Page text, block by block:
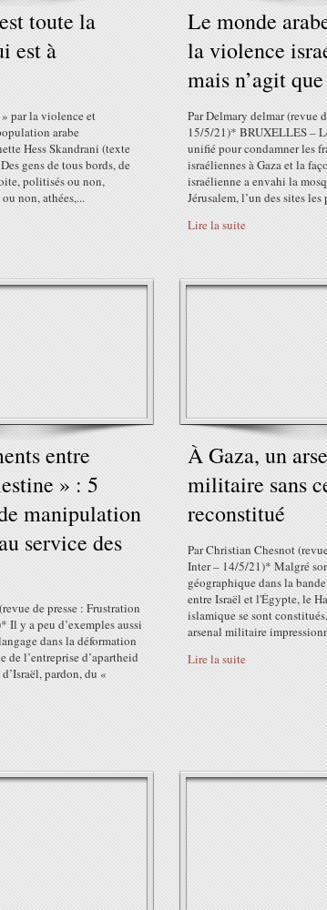
toute la
est à
par la violence et
arabe
Hess Skandrani (texte
gens de tous bords, de
politisés ou non,
non, athées,...
Le monde
la violence
mais n’agit
Par Delmary delmar (revue
15/5/21)* BRUXELLES –
unifié pour condamner les
israéliennes à Gaza et la
israélienne a envahi la
Jérusalem, l’un des sites les
Lire la suite
entre
» : 5
manipulation
service des
de presse : Frustration
y a peu d’exemples aussi
dans la déformation
de l’entreprise d’apartheid
pardon, du «
À Gaza, un
militaire sans
reconstitué
Par Christian Chesnot
Inter – 14/5/21)* Malgré
géographique dans la
entre Israël et l'Égypte, le
islamique se sont
arsenal militaire
Lire la suite